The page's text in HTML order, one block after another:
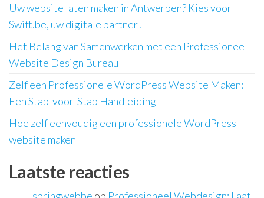
Uw website laten maken in Antwerpen? Kies voor
Swift.be, uw digitale partner!
Het Belang van Samenwerken met een Professioneel
Website Design Bureau
Zelf een Professionele WordPress Website Maken:
Een Stap-voor-Stap Handleiding
Hoe zelf eenvoudig een professionele WordPress
website maken
Laatste reacties